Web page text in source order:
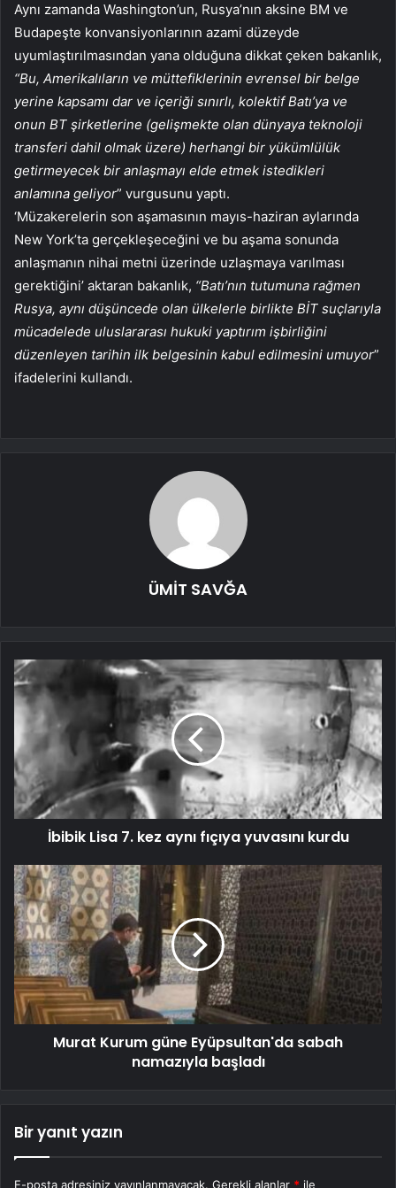
Aynı zamanda Washington’un, Rusya’nın aksine BM ve
Budapeşte konvansiyonlarının azami düzeyde
uyumlaştırılmasından yana olduğuna dikkat çeken bakanlık,
“Bu, Amerikalıların ve müttefiklerinin evrensel bir belge
yerine kapsamı dar ve içeriği sınırlı, kolektif Batı’ya ve
onun BT şirketlerine (gelişmekte olan dünyaya teknoloji
transferi dahil olmak üzere) herhangi bir yükümlülük
getirmeyecek bir anlaşmayı elde etmek istedikleri
anlamına geliyor” vurgusunu yaptı.
‘Müzakerelerin son aşamasının mayıs-haziran aylarında
New York’ta gerçekleşeceğini ve bu aşama sonunda
anlaşmanın nihai metni üzerinde uzlaşmaya varılması
gerektiğini’ aktaran bakanlık, “Batı’nın tutumuna rağmen
Rusya, aynı düşüncede olan ülkelerle birlikte BİT suçlarıyla
mücadelede uluslararası hukuki yaptırım işbirliğini
düzenleyen tarihin ilk belgesinin kabul edilmesini umuyor”
ifadelerini kullandı.
ÜMİT SAVĞA
İbibik Lisa 7. kez aynı fıçıya yuvasını kurdu
Murat Kurum güne Eyüpsultan'da sabah
namazıyla başladı
Bir yanıt yazın
E-posta adresiniz yayınlanmayacak. Gerekli alanlar * ile